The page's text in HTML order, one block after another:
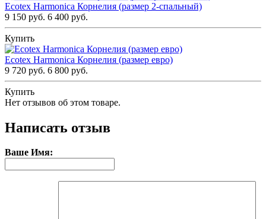
Ecotex Harmonica Корнелия (размер 2-спальный)
9 150 руб. 6 400 руб.
Купить
Ecotex Harmonica Корнелия (размер евро)
9 720 руб. 6 800 руб.
Купить
Нет отзывов об этом товаре.
Написать отзыв
Ваше Имя: